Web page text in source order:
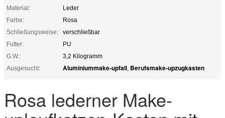
Material:
Leder
Farbe:
Rosa
Schließungsweise:
verschließbar
Futter:
PU
G.W.:
3,2 Kilogramm
Ausgesucht:
Aluminiummake-upfall, Berufsmake-upzugkasten
Rosa lederner Make-